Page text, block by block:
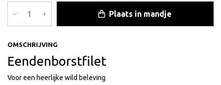
OMSCHRIJVING
Eendenborstfilet
Voor een heerlijke wild beleving
– + Plaats in mandje